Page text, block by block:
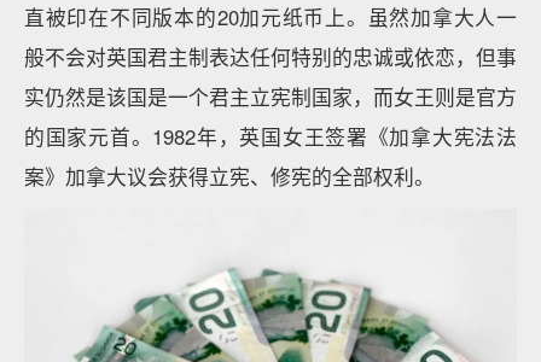
直被印在不同版本的20加元纸币上。虽然加拿大人一
般不会对英国君主制表达任何特别的忠诚或依恋，但事
实仍然是该国是一个君主立宪制国家，而女王则是官方
的国家元首。1982年，英国女王签署《加拿大宪法法
案》加拿大议会获得立宪、修宪的全部权利。